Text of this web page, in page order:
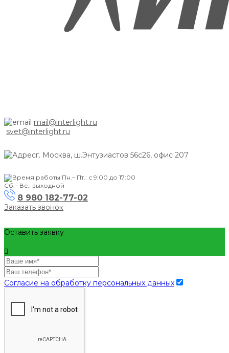
mail@interlight.ru
svet@interlight.ru
г. Москва, ш.Энтузиастов 56с26, офис 207
Пн.– Пт.: с 9:00 до 17:00
Сб.– Вс.: выходной
8 980 182-77-02
Заказать звонок
Оставить заявку
Согласие на обработку персональных данных